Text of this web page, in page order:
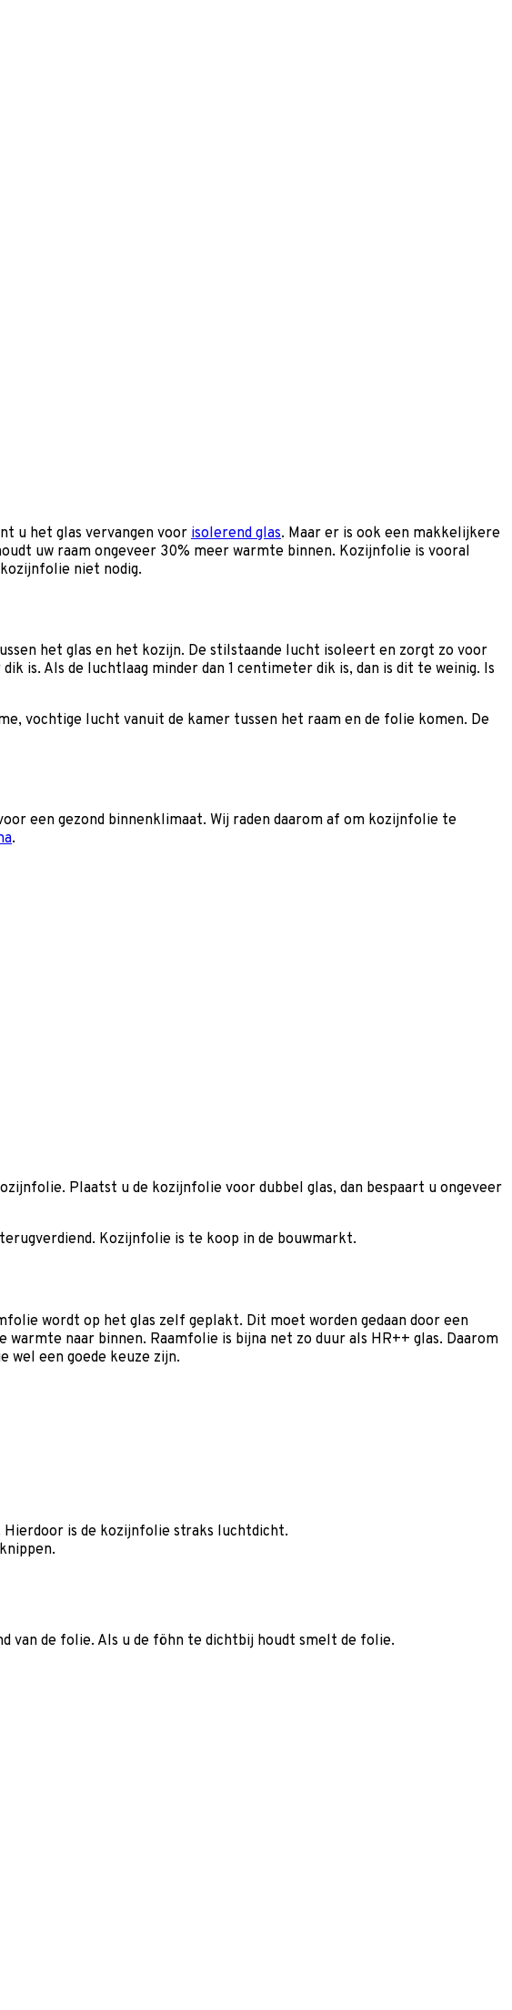
u het glas vervangen voor isolerend glas. Maar er is ook een makkelijkere
uw raam ongeveer 30% meer warmte binnen. Kozijnfolie is vooral
niet nodig.
het glas en het kozijn. De stilstaande lucht isoleert en zorgt zo voor
is. Als de luchtlaag minder dan 1 centimeter dik is, dan is dit te weinig. Is
vochtige lucht vanuit de kamer tussen het raam en de folie komen. De
een gezond binnenklimaat. Wij raden daarom af om kozijnfolie te
.
Plaatst u de kozijnfolie voor dubbel glas, dan bespaart u ongeveer
Kozijnfolie is te koop in de bouwmarkt.
wordt op het glas zelf geplakt. Dit moet worden gedaan door een
naar binnen. Raamfolie is bijna net zo duur als HR++ glas. Daarom
wel een goede keuze zijn.
is de kozijnfolie straks luchtdicht.
van de folie. Als u de föhn te dichtbij houdt smelt de folie.